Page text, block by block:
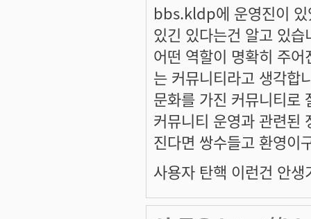
bbs.kldp에 운영진이 있
있긴 있다는건 알고 있습
어떤 역할이 명확히 주
는 커뮤니티라고 생각합
문화를 가진 커뮤니티로
커뮤니티 운영과 관련된
진다면 쌍수들고 환영이
사용자 탄핵 이런건 안